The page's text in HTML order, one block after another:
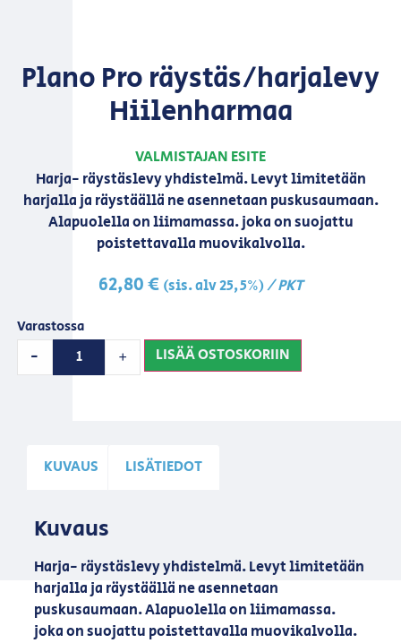
Plano Pro räystäs/harjalevy
Hiilenharmaa
VALMISTAJAN ESITE
Harja- räystäslevy yhdistelmä. Levyt limitetään
harjalla ja räystäällä ne asennetaan puskusaumaan.
Alapuolella on liimamassa. joka on suojattu
poistettavalla muovikalvolla.
62,80€ (sis. alv 25,5%)/ PKT
Varastossa
- + LISÄÄ OSTOSKORIIN
KUVAUS LISÄTIEDOT
Kuvaus
Harja- räystäslevy yhdistelmä. Levyt limitetään
harjalla ja räystäällä ne asennetaan
puskusaumaan. Alapuolella on liimamassa.
joka on suojattu poistettavalla muovikalvolla.